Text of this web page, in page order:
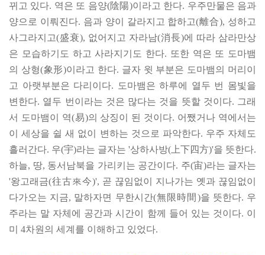
뀌고 있다. 역은 또 음양(陰陽)이라고 한다. 우주만물은 음과
양으로 이뤄진다. 음과 양이 갈라지고 합하고(離合), 성하고
사그라지고(盛衰), 없어지고 자라남(消長)에 따라 삼라만상
은 모습하기도 하고 사라지기도 한다. 또한 역은 또 도마뱀
의 상형(象形)이라고 한다. 글자 윗 부분은 도마뱀의 머리이
고 아랫부분은 다리이다. 도마뱀은 하루에 열두 번 몸빛을
변한다. 열두 번이라는 것은 많다는 것을 뜻할 것이다. 그래
서 도마뱀이 역(易)의 상징이 된 것이다. 어쨌거나 역에서는
이 세상을 쉴 새 없이 변하는 것으로 파악한다. 우주 자체도
흘러간다. 우(宇)라는 글자는 '상하사방(上下四方)'을 뜻한다.
하늘, 땅, 동서남북을 가리키는 공간이다. 주(宙)라는 글자는
'왕고래금(往古來今)', 곧 끊임없이 지나가는 옛과 끊임없이
다가오는 지금, 말하자면 무한시간(無限時間)을 뜻한다. 우
주라는 말 자체에 공간과 시간이 함께 들어 있는 것이다. 이
미 4차원의 세계를 이해하고 있었다.